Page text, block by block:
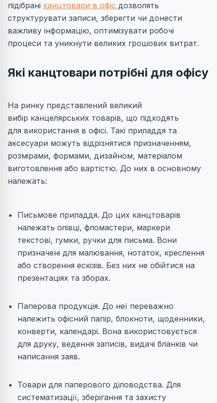
підібрані канцтовари в офіс дозволять
структурувати записи, зберегти чи донести
важливу інформацію, оптимізувати робочі
процеси та уникнути великих грошових витрат.
Які канцтовари потрібні для офісу
На ринку представлений великий
вибір канцелярських товарів, що підходять
для використання в офісі. Такі приладдя та
аксесуари можуть відрізнятися призначенням,
розмірами, формами, дизайном, матеріалом
виготовлення або вартістю. До них в основному
належать:
Письмове приладдя. До цих канцтоварів
належать олівці, фломастери, маркери
текстові, гумки, ручки для письма. Вони
призначені для малювання, нотаток, креслення
або створення ескізів. Без них не обійтися на
презентаціях та зборах.
Паперова продукція. До неї переважно
належить офісний папір, блокноти, щоденники,
конверти, календарі. Вона використовується
для друку, ведення записів, видачі бланків чи
написання заяв.
Товари для паперового діловодства. Для
систематизації, зберігання та захисту